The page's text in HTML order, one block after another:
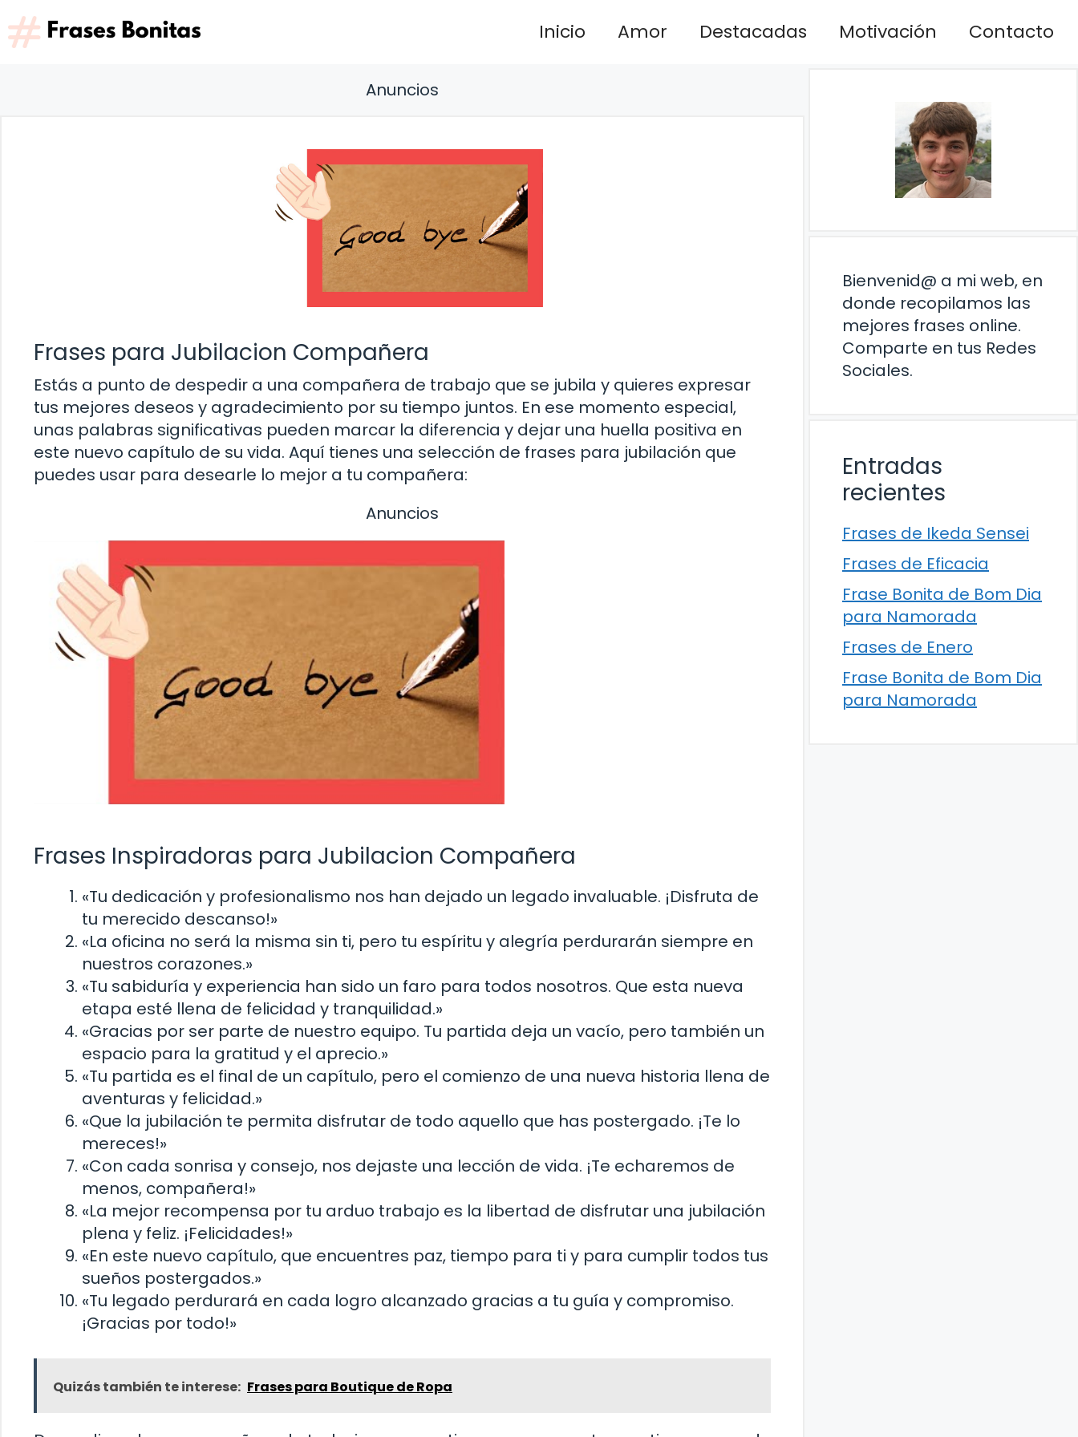
Saltar
al
contenido
Inicio Amor Destacadas Motivación Contacto
Anuncios
Frases para Jubilacion Compañera
Estás a punto de despedir a una compañera de trabajo que se jubila y quieres expresar
tus mejores deseos y agradecimiento por su tiempo juntos. En ese momento especial,
unas palabras significativas pueden marcar la diferencia y dejar una huella positiva en
este nuevo capítulo de su vida. Aquí tienes una selección de frases para jubilación que
puedes usar para desearle lo mejor a tu compañera:
Anuncios
Frases Inspiradoras para Jubilacion Compañera
«Tu dedicación y profesionalismo nos han dejado un legado invaluable. ¡Disfruta de
tu merecido descanso!»
«La oficina no será la misma sin ti, pero tu espíritu y alegría perdurarán siempre en
nuestros corazones.»
«Tu sabiduría y experiencia han sido un faro para todos nosotros. Que esta nueva
etapa esté llena de felicidad y tranquilidad.»
«Gracias por ser parte de nuestro equipo. Tu partida deja un vacío, pero también un
espacio para la gratitud y el aprecio.»
«Tu partida es el final de un capítulo, pero el comienzo de una nueva historia llena de
aventuras y felicidad.»
«Que la jubilación te permita disfrutar de todo aquello que has postergado. ¡Te lo
mereces!»
«Con cada sonrisa y consejo, nos dejaste una lección de vida. ¡Te echaremos de
menos, compañera!»
«La mejor recompensa por tu arduo trabajo es la libertad de disfrutar una jubilación
plena y feliz. ¡Felicidades!»
«En este nuevo capítulo, que encuentres paz, tiempo para ti y para cumplir todos tus
sueños postergados.»
«Tu legado perdurará en cada logro alcanzado gracias a tu guía y compromiso.
¡Gracias por todo!»
Quizás también te interese: Frases para Boutique de Ropa
Bienvenid@ a mi web, en
donde recopilamos las
mejores frases online.
Comparte en tus Redes
Sociales.
Entradas
recientes
Frases de Ikeda Sensei
Frases de Eficacia
Frase Bonita de Bom Dia
para Namorada
Frases de Enero
Frase Bonita de Bom Dia
para Namorada